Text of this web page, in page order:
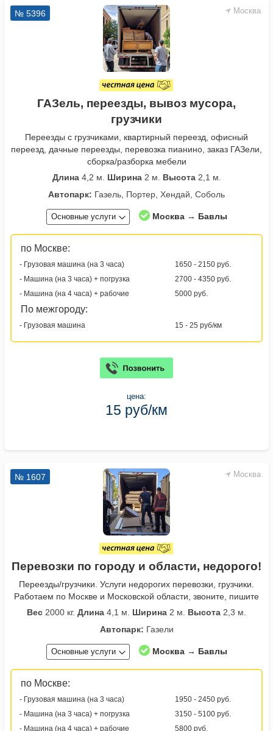
Москва
№ 5396
ГАЗель, переезды, вывоз мусора,
грузчики
Переезды с грузчиками, квартирный переезд, офисный
переезд, дачные переезды, перевозка пианино, заказ ГАЗели,
сборка/разборка мебели
Длина4,2 м. Ширина2 м. Высота2,1 м.
Автопарк: Газель, Портер, Хендай, Соболь
Основные услуги Москва → Бавлы
по Москве:
- Грузовая машина (на 3 часа)
1650 - 2150 руб.
- Машина (на 3 часа) + погрузка
2700 - 4350 руб.
- Машина (на 4 часа) + рабочие
5000 руб.
По межгороду:
- Грузовая машина 15 - 25 руб/км
цена:
15 руб/км
Москва
№ 1607
Перевозки по городу и области, недорого!
Переезды/грузчики. Услуги недорогих перевозки, грузчики.
Работаем по Москве и Московской области, звоните, пишите
Вес 2000 кг. Длина 4,1 м. Ширина 2 м. Высота 2,3 м.
Автопарк: Газели
Основные услуги Москва → Бавлы
по Москве:
- Грузовая машина (на 3 часа)
1950 - 2450 руб.
- Машина (на 3 часа) + погрузка
3150 - 5100 руб.
- Машина (на 4 часа) + рабочие
5800 руб.